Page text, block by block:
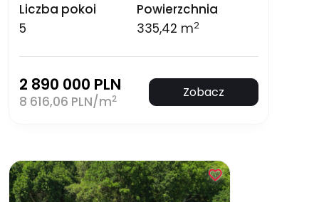
Liczba pokoi
5
Powierzchnia
335,42 m2
2 890 000 PLN
8 616,06 PLN/m2 Zobacz